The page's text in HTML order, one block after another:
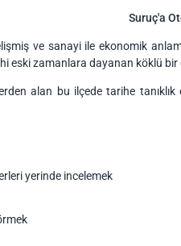
Suruç'a
ve sanayi ile ekonomik
eski zamanlara dayanan köklü
alan bu ilçede tarihe
yerinde incelemek